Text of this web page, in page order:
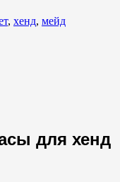
, хенд, мейд
для хенд